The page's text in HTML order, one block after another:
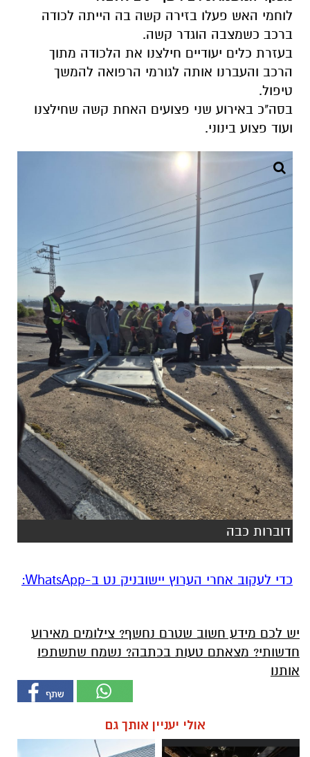
לוחמי האש פעלו בזירה קשה בה הייתה לכודה
ברכב כשמצבה הוגדר קשה.
בעזרת כלים יעודיים חילצנו את הלכודה מתוך
הרכב והעברנו אותה לגורמי הרפואה להמשך
טיפול.
בסה"כ באירוע שני פצועים האחת קשה שחילצנו
ועוד פצוע בינוני.
דוברות כבה
‏כדי לעקוב אחרי הערוץ יישובניק נט ב-WhatsApp:‏‏‏
יש לכם מידע חשוב שטרם נחשף? צילומים מאירוע
חדשותי? מצאתם טעות בכתבה? נשמח שתשתפו
אותנו
אולי יעניין אותך גם